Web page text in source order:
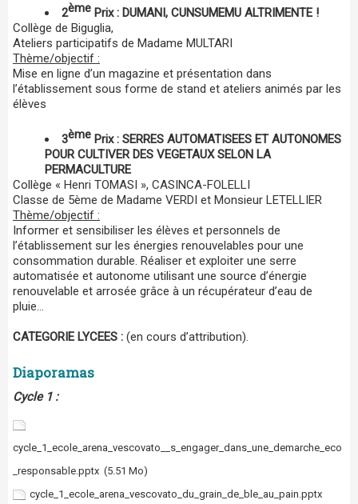
2ème Prix : DUMANI, CUNSUMEMU ALTRIMENTE !
Collège de Biguglia,
Ateliers participatifs de Madame MULTARI
Thème/objectif :
Mise en ligne d’un magazine et présentation dans
l’établissement sous forme de stand et ateliers animés par les
élèves
3ème Prix : SERRES AUTOMATISEES ET AUTONOMES
POUR CULTIVER DES VEGETAUX SELON LA
PERMACULTURE
Collège « Henri TOMASI », CASINCA-FOLELLI
Classe de 5ème de Madame VERDI et Monsieur LETELLIER
Thème/objectif :
Informer et sensibiliser les élèves et personnels de
l’établissement sur les énergies renouvelables pour une
consommation durable. Réaliser et exploiter une serre
automatisée et autonome utilisant une source d’énergie
renouvelable et arrosée grâce à un récupérateur d’eau de
pluie…
CATEGORIE LYCEES : (en cours d’attribution).
Diaporamas
Cycle 1 :
cycle_1_ecole_arena_vescovato__s_engager_dans_une_demarche_eco
_responsable.pptx (5.51 Mo)
cycle_1_ecole_arena_vescovato_du_grain_de_ble_au_pain.pptx